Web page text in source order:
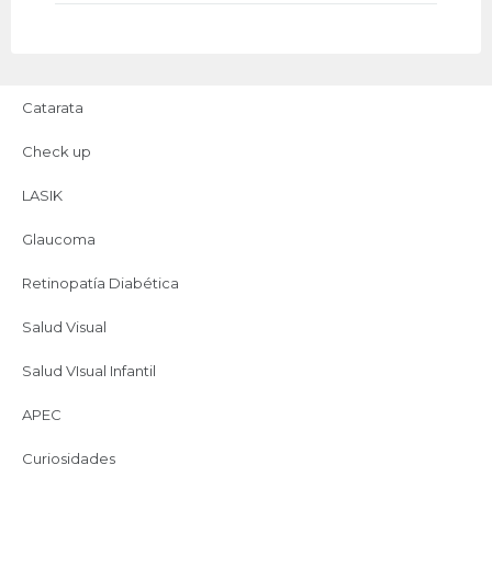
Catarata
Check up
LASIK
Glaucoma
Retinopatía Diabética
Salud Visual
Salud VIsual Infantil
APEC
Curiosidades
¡Síguenos en Instagram!